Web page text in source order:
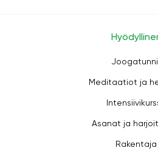
Meditaatiot ja
Asanat ja
Rakentaja